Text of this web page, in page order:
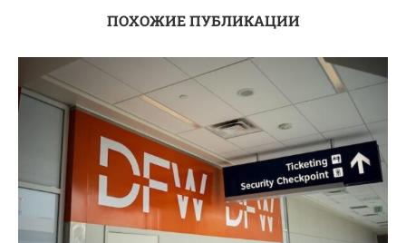
ПОХОЖИЕ ПУБЛИКАЦИИ